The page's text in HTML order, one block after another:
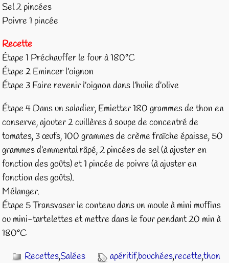
Sel 2 pincées
Poivre 1 pincée
Recette
Étape 1 Préchauffer le four à 180°C
Étape 2 Emincer l’oignon
Étape 3 Faire revenir l’oignon dans l’huile d’olive
Étape 4 Dans un saladier, Emietter 180 grammes de thon en
conserve, ajouter 2 cuillères à soupe de concentré de
tomates, 3 œufs, 100 grammes de crème fraîche épaisse, 50
grammes d’emmental râpé, 2 pincées de sel (à ajuster en
fonction des goûts) et 1 pincée de poivre (à ajuster en
fonction des goûts).
Mélanger.
Étape 5 Transvaser le contenu dans un moule à mini muffins
ou mini-tartelettes et mettre dans le four pendant 20 min à
180°C
Recettes,Salées apéritif,bouchées,recette,thon